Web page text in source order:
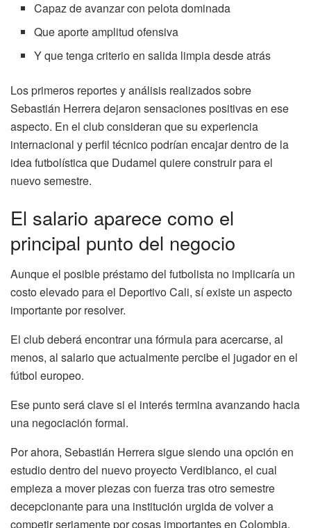
Capaz de avanzar con pelota dominada
Que aporte amplitud ofensiva
Y que tenga criterio en salida limpia desde atrás
Los primeros reportes y análisis realizados sobre
Sebastián Herrera dejaron sensaciones positivas en ese
aspecto. En el club consideran que su experiencia
internacional y perfil técnico podrían encajar dentro de la
idea futbolística que Dudamel quiere construir para el
nuevo semestre.
El salario aparece como el
principal punto del negocio
Aunque el posible préstamo del futbolista no implicaría un
costo elevado para el Deportivo Cali, sí existe un aspecto
importante por resolver.
El club deberá encontrar una fórmula para acercarse, al
menos, al salario que actualmente percibe el jugador en el
fútbol europeo.
Ese punto será clave si el interés termina avanzando hacia
una negociación formal.
Por ahora, Sebastián Herrera sigue siendo una opción en
estudio dentro del nuevo proyecto Verdiblanco, el cual
empieza a mover piezas con fuerza tras otro semestre
decepcionante para una institución urgida de volver a
competir seriamente por cosas importantes en Colombia.